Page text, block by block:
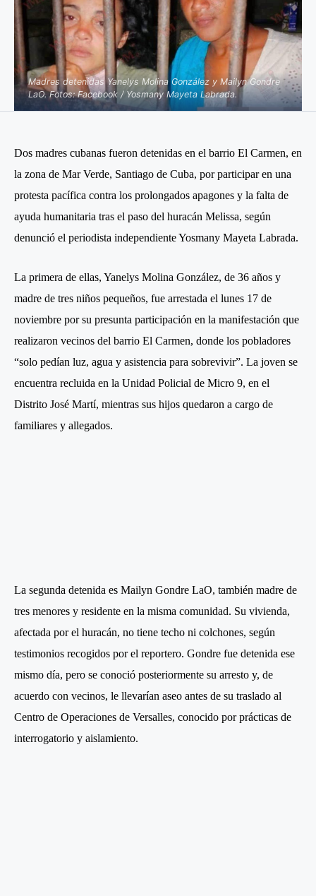
Madres detenidas Yanelys Molina González y Mailyn Gondre
LaO. Fotos: Facebook / Yosmany Mayeta Labrada.
Dos madres cubanas fueron detenidas en el barrio El Carmen, en
la zona de Mar Verde, Santiago de Cuba, por participar en una
protesta pacífica contra los prolongados apagones y la falta de
ayuda humanitaria tras el paso del huracán Melissa, según
denunció el periodista independiente Yosmany Mayeta Labrada.
La primera de ellas, Yanelys Molina González, de 36 años y
madre de tres niños pequeños, fue arrestada el lunes 17 de
noviembre por su presunta participación en la manifestación que
realizaron vecinos del barrio El Carmen, donde los pobladores
“solo pedían luz, agua y asistencia para sobrevivir”. La joven se
encuentra recluida en la Unidad Policial de Micro 9, en el
Distrito José Martí, mientras sus hijos quedaron a cargo de
familiares y allegados.
La segunda detenida es Mailyn Gondre LaO, también madre de
tres menores y residente en la misma comunidad. Su vivienda,
afectada por el huracán, no tiene techo ni colchones, según
testimonios recogidos por el reportero. Gondre fue detenida ese
mismo día, pero se conoció posteriormente su arresto y, de
acuerdo con vecinos, le llevarían aseo antes de su traslado al
Centro de Operaciones de Versalles, conocido por prácticas de
interrogatorio y aislamiento.